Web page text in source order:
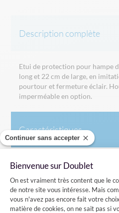
Continuer sans accepter
Bienvenue sur Doublet
Plateforme de
On est vraiment très content que le
de notre site vous intéresse. Mais
vous n'avez pas encore fait votre
matière de cookies, on ne sait pas si
Description complète
Etui de protection pour hampe
long et 22 cm de large, en
pourtour et fermeture éclair.
imperméable en option.
Caractéristiques
Livraison
Avis clients